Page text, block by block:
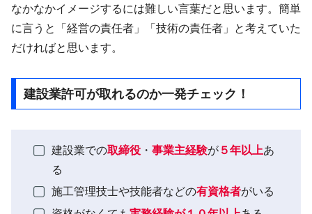
なかなかイメージするには難しい言葉だと思います。簡単
に言うと「経営の責任者」「技術の責任者」と考えていた
だければと思います。
建設業許可が取れるのか一発チェック！
建設業での取締役・ 事業主経験が５年以上あ
る
施工管理技士や技能者などの有資格者がいる